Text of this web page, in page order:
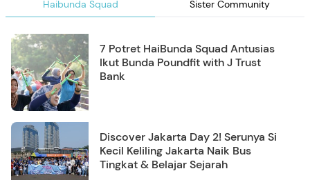
Haibunda Squad Sister Community
7 Potret HaiBunda Squad Antusias
Ikut Bunda Poundfit with J Trust
Bank
Discover Jakarta Day 2! Serunya Si
Kecil Keliling Jakarta Naik Bus
Tingkat & Belajar Sejarah